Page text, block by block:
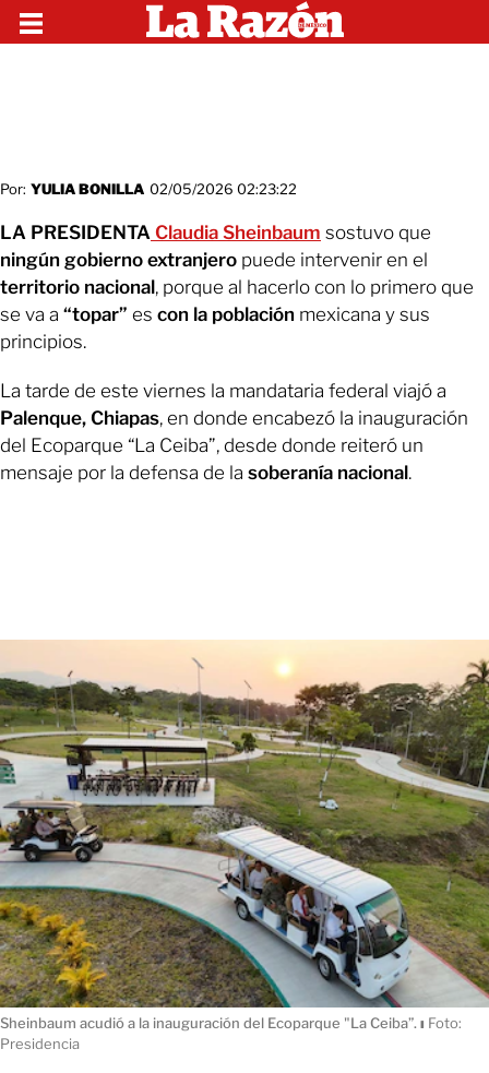
Por: YULIA BONILLA 02/05/2026 02:23:22
LA PRESIDENTA Claudia Sheinbaum sostuvo que
ningún gobierno extranjero puede intervenir en el
territorio nacional, porque al hacerlo con lo primero que
se va a “topar” es con la población mexicana y sus
principios.
La tarde de este viernes la mandataria federal viajó a
Palenque, Chiapas, en donde encabezó la inauguración
del Ecoparque “La Ceiba”, desde donde reiteró un
mensaje por la defensa de la soberanía nacional.
Sheinbaum acudió a la inauguración del Ecoparque "La Ceiba”. ı Foto:
Presidencia